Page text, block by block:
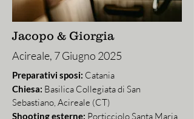
Jacopo & Giorgia
Acireale, 7 Giugno 2025
Preparativi sposi: Catania
Chiesa: Basilica Collegiata di San
Sebastiano, Acireale (CT)
Shooting esterne: Porticciolo Santa Maria